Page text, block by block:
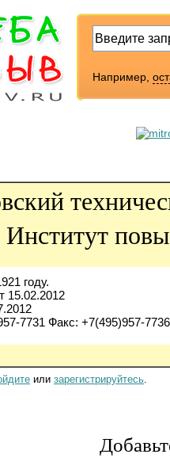
Например,
году.
15.02.2012
7731 Факс: +7(495)957-7736
или зарегистрируйтесь.